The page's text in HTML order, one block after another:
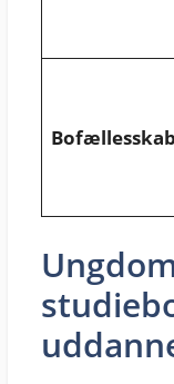
Bofællesskab